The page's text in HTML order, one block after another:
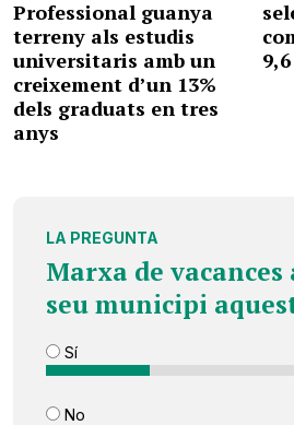
Professional guanya
terreny als estudis
universitaris amb un
creixement d’un 13%
dels graduats en tres
anys
9,6
LA PREGUNTA
Marxa de
seu municipi
Sí
No